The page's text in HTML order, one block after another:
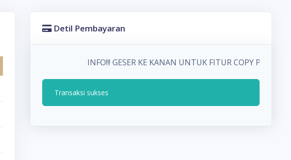
Detil Pembayaran
INFO!!! GESER KE KANAN UNTUK FITUR COPY PADA
Transaksi sukses